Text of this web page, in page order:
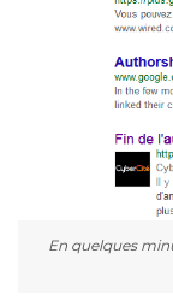
En quelques